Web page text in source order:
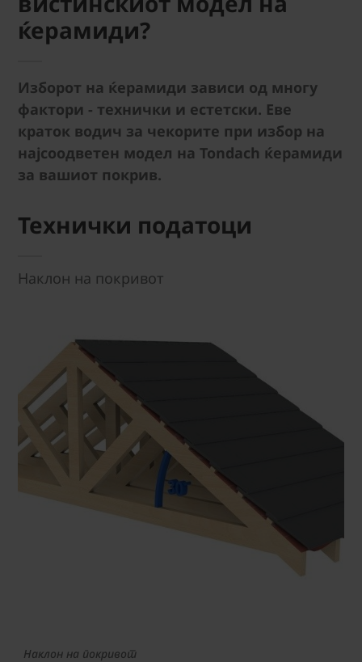
ќерамиди?
Изборот на ќерамиди зависи од многу
фактори - технички и естетски. Еве
краток водич за чекорите при избор на
најсоодветен модел на Tondach ќерамиди
за вашиот покрив.
Технички податоци
Наклон на покривот
Наклон на покривот